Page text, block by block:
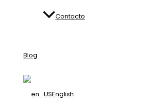
Contacto
Blog
English